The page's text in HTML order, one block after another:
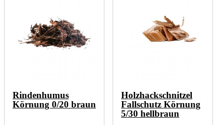
Rindenhumus
Körnung 0/20 braun
Holzhackschnitzel
Fallschutz Körnung
5/30 hellbraun